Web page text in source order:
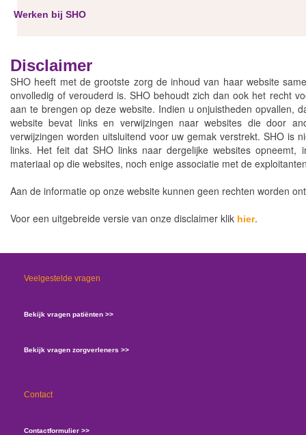
Werken bij SHO
Disclaimer
SHO heeft met de grootste zorg de inhoud van haar website
onvolledig of verouderd is. SHO behoudt zich dan ook het recht
aan te brengen op deze website. Indien u onjuistheden opvallen,
website bevat links en verwijzingen naar websites die door
verwijzingen worden uitsluitend voor uw gemak verstrekt. SHO is
links. Het feit dat SHO links naar dergelijke websites
materiaal op die websites, noch enige associatie met de
Aan de informatie op onze website kunnen geen rechten worden
Voor een uitgebreide versie van onze disclaimer klik hier.
Veelgestelde vragen
Bekijk vragen patiënten >>
Bekijk vragen zorgverleners >>
Contact
Contactformulier >>